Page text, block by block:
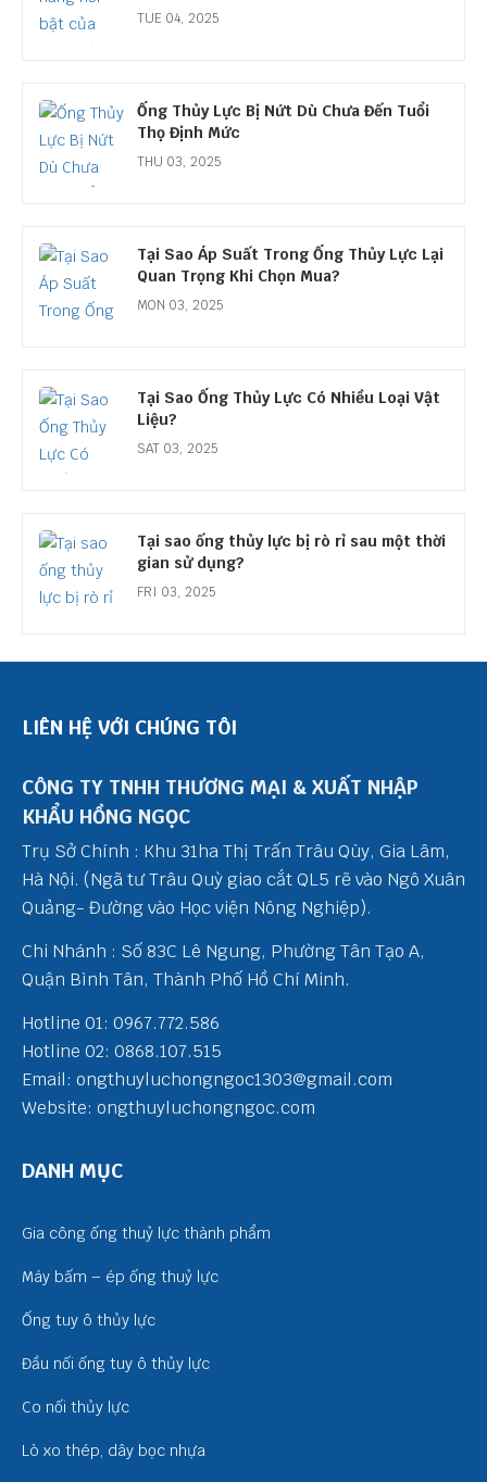
TUE 04, 2025
Ống Thủy Lực Bị Nứt Dù Chưa Đến Tuổi
Thọ Định Mức
THU 03, 2025
Tại Sao Áp Suất Trong Ống Thủy Lực Lại
Quan Trọng Khi Chọn Mua?
MON 03, 2025
Tại Sao Ống Thủy Lực Có Nhiều Loại Vật
Liệu?
SAT 03, 2025
Tại sao ống thủy lực bị rò rỉ sau một thời
gian sử dụng?
FRI 03, 2025
LIÊN HỆ VỚI CHÚNG TÔI
CÔNG TY TNHH THƯƠNG MẠI & XUẤT NHẬP
KHẨU HỒNG NGỌC
Trụ Sở Chính : Khu 31ha Thị Trấn Trâu Qùy, Gia Lâm,
Hà Nội. (Ngã tư Trâu Quỳ giao cắt QL5 rẽ vào Ngô Xuân
Quảng- Đường vào Học viện Nông Nghiệp).
Chi Nhánh : Số 83C Lê Ngung, Phường Tân Tạo A,
Quận Bình Tân, Thành Phố Hồ Chí Minh.
Hotline 01: 0967.772.586
Hotline 02: 0868.107.515
Email: ongthuyluchongngoc1303@gmail.com
Website: ongthuyluchongngoc.com
DANH MỤC
Gia công ống thuỷ lực thành phẩm
Máy bấm – ép ống thuỷ lực
Ống tuy ô thủy lực
Đầu nối ống tuy ô thủy lực
Co nối thủy lực
Lò xo thép, dây bọc nhựa